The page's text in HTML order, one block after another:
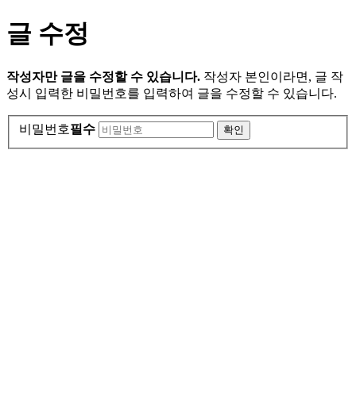
글 수정
작성자만 글을 수정할 수 있습니다. 작성자 본인이라면, 글 작
성시 입력한 비밀번호를 입력하여 글을 수정할 수 있습니다.
비밀번호필수